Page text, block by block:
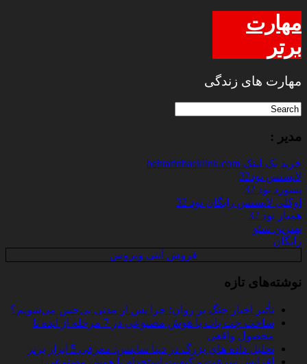
مهارت
برتر
مهارت های زندگی
مدیر :
خرید بک لینک behtarinbacklink.com
لایسنس نود32
پسورد نود 32
اوکلی لایسنس رایگان نود 32
همیار نود 32
بهترین سئو
رایگان
فروش آنتی ویروس
نوشته‌های تازه
تأثیر اخبار جنگ بر روان؛ چرا پس از مدتی بی‌حس می‌شویم؟
ساخت چت‌ بات با هوش مصنوعی در 7 مرحله از ایده تا
محصول واقعی
تحلیل داده‌ های بزرگ در دیتا ساینس: معرفی 5 ابزار برتر
افزایش سرعت و کیفیت استخدام با هوش مصنوعی |